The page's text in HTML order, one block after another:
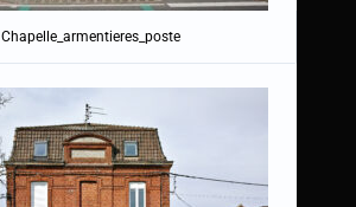
Chapelle_armentieres_poste